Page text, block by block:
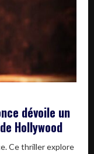
dévoile un
Hollywood
Ce thriller explore